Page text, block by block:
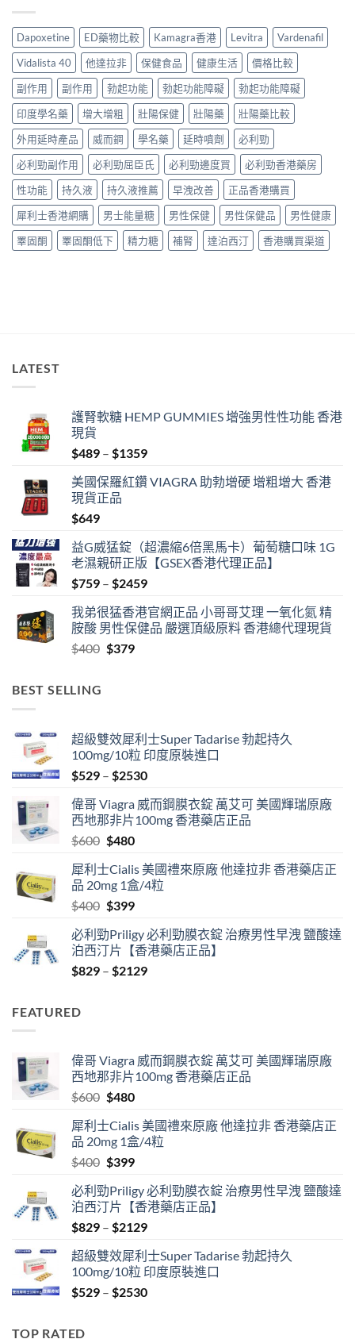
與
選
購
指
南〉
安
全
服
用
南〉
中
正
貨
購
買
南〉
中
用
家
實
用
心
得
與
購
買
建
議〉
中
幾
食
最
有
效？
2026
香
港
用
家
必
讀
用
用
量
完
Dapoxetine ED藥物比較 Kamagra香港 Levitra
Vardenafil
Vidalista 40
他達拉非 保健食品 健康生活
價格比較
副作用
副作用 勃起功能 勃起功能障礙
勃起功能障礙
印度學名藥
增大增粗 壯陽保健 壯陽藥
壯陽藥比較
外用延時產品
威而鋼 學名藥 延時噴劑
必利勁
必利勁副作用
必利勁屈臣氏 必利勁邊度買
必利勁香港藥房
性功能
持久液 持久液推薦 早洩改善
正品香港購買
犀利士香港網購
男士能量糖 男性保健 男性保健品
男性健康
睪固酮
睪固酮低下 精力糖 補腎 達泊西汀 香港購買渠道
LATEST
護腎軟糖 HEMP GUMMIES 增強男性性功能 香港
現貨
$489 – $1359Price
$489
美國保羅紅鑽 VIAGRA 助勃增硬 增粗增大 香港
現貨正品
$649
益G威猛錠（超濃縮6倍黑馬卡）葡萄糖口味 1G
老濕親研正版【GSEX香港代理正品】
$759 – $2459Price
$759
through
我弟很猛香港官網正品 小哥哥艾理 一氧化氮 精
胺酸 男性保健品 嚴選頂級原料 香港總代理現貨
$400 Original
$379Current
BEST SELLING
超級雙效犀利士Super Tadarise 勃起持久
100mg/10粒 印度原裝進口
$529 – $2530Price
$529
through
偉哥 Viagra 威而鋼膜衣錠 萬艾可 美國輝瑞原廠
西地那非片100mg 香港藥店正品
$600 Original
was:
$600.
$480Current
is:
$480.
犀利士Cialis 美國禮來原廠 他達拉非 香港藥店正
品 20mg 1盒/4粒
$400 Original
was:
$400.
$399Current
is:
$399.
必利勁Priligy 必利勁膜衣錠 治療男性早洩 鹽酸達
泊西汀片【香港藥店正品】
$829 – $2129Price
FEATURED
偉哥 Viagra 威而鋼膜衣錠 萬艾可 美國輝瑞原廠
西地那非片100mg 香港藥店正品
$600 Original
was:
$600.
$480Current
is:
$480.
犀利士Cialis 美國禮來原廠 他達拉非 香港藥店正
品 20mg 1盒/4粒
$400 Original
was:
$400.
$399Current
is:
$399.
必利勁Priligy 必利勁膜衣錠 治療男性早洩 鹽酸達
泊西汀片【香港藥店正品】
$829 – $2129Price
$829
through
$2129
超級雙效犀利士Super Tadarise 勃起持久
100mg/10粒 印度原裝進口
$529 – $2530Price
TOP RATED